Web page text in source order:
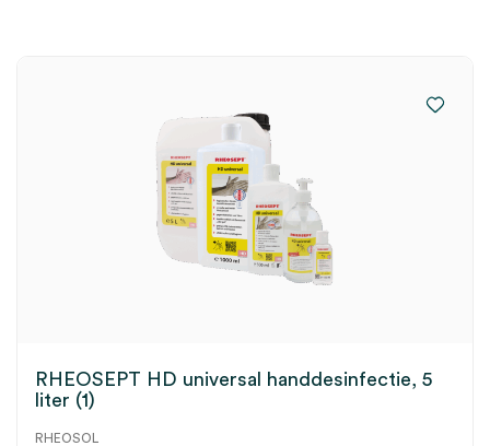
RHEOSEPT HD universal handdesinfectie, 5
liter (1)
RHEOSOL